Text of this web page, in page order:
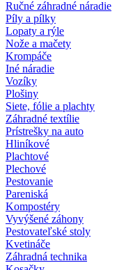
Ručné záhradné náradie
Píly a pílky
Lopaty a rýle
Nože a mačety
Krompáče
Iné náradie
Vozíky
Plošiny
Siete, fólie a plachty
Záhradné textílie
Prístrešky na auto
Hliníkové
Plachtové
Plechové
Pestovanie
Pareniská
Kompostéry
Vyvýšené záhony
Pestovateľské stoly
Kvetináče
Záhradná technika